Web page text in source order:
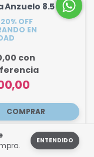
ENTENDIDO
Anzuelo 8.5 cm
OFF
EN
con